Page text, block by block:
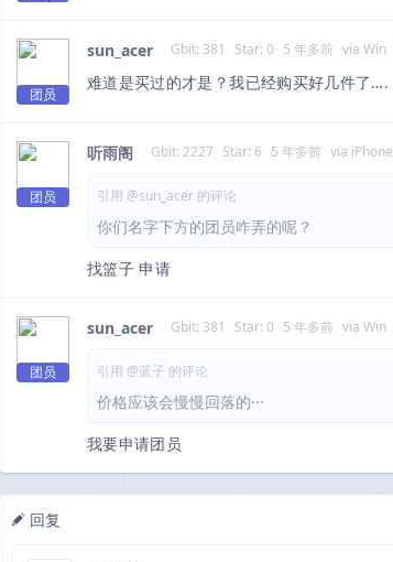
团员
sun_acer Gbit: 381 Star: 0 5 年多前 via Win
难道是买过的才是？我已经购买好几件了….
团员
听雨阁 Gbit: 2227 Star: 6 5 年多前 via iPhone
引用 @sun_acer 的评论
你们名字下方的团员咋弄的呢？
找篮子 申请
团员
sun_acer Gbit: 381 Star: 0 5 年多前 via Win
引用 @蓝子 的评论
价格应该会慢慢回落的···
我要申请团员
回复